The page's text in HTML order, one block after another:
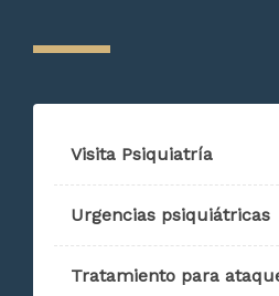
Visita Psiquiatría
Urgencias psiquiátricas
Tratamiento para